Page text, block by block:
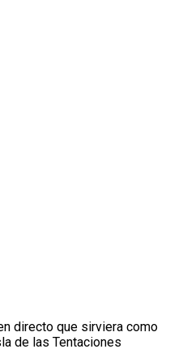
directo que sirviera como
de las Tentaciones